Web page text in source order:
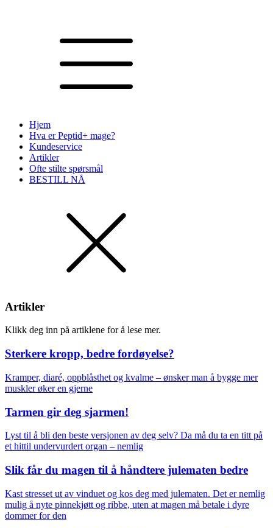
Hjem
Hva er Peptid+ mage?
Kundeservice
Artikler
Ofte stilte spørsmål
BESTILL NÅ
Artikler
Klikk deg inn på artiklene for å lese mer.
Sterkere kropp, bedre fordøyelse?
Kramper, diaré, oppblåsthet og kvalme – ønsker man å bygge mer
muskler øker en gjerne
Tarmen gir deg sjarmen!
Lyst til å bli den beste versjonen av deg selv? Da må du ta en titt på
et hittil undervurdert organ – nemlig
Slik får du magen til å håndtere julematen bedre
Kast stresset ut av vinduet og kos deg med julematen. Det er nemlig
mulig å nyte pinnekjøtt og ribbe, uten at magen må betale i dyre
dommer for den